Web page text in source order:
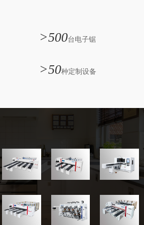
生产模式的升级，立足于节省人工，提高
走向全球持续努力。目前已出口国...
>500台电子锯
>50种定制设备